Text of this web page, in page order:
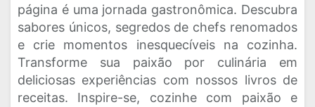
página é uma jornada gastronômica. Descubra
sabores únicos, segredos de chefs renomados
e crie momentos inesquecíveis na cozinha.
Transforme sua paixão por culinária em
deliciosas experiências com nossos livros de
receitas. Inspire-se, cozinhe com paixão e